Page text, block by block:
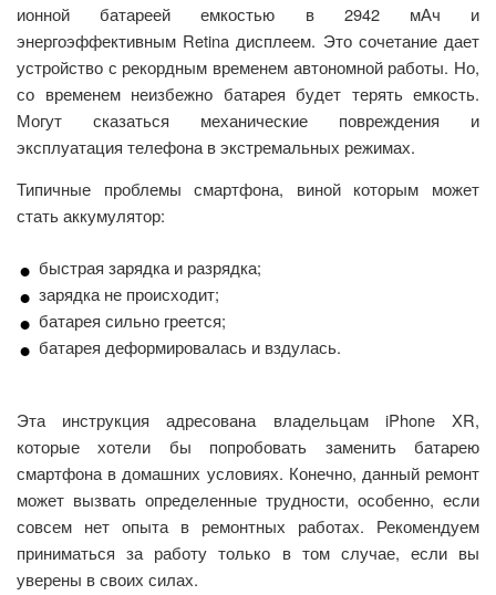
ионной батареей емкостью в 2942 мАч и
энергоэффективным Retina дисплеем. Это сочетание дает
устройство с рекордным временем автономной работы. Но,
со временем неизбежно батарея будет терять емкость.
Могут сказаться механические повреждения и
эксплуатация телефона в экстремальных режимах.
Типичные проблемы смартфона, виной которым может
стать аккумулятор:
быстрая зарядка и разрядка;
зарядка не происходит;
батарея сильно греется;
батарея деформировалась и вздулась.
Эта инструкция адресована владельцам iPhone XR,
которые хотели бы попробовать заменить батарею
смартфона в домашних условиях. Конечно, данный ремонт
может вызвать определенные трудности, особенно, если
совсем нет опыта в ремонтных работах. Рекомендуем
приниматься за работу только в том случае, если вы
уверены в своих силах.